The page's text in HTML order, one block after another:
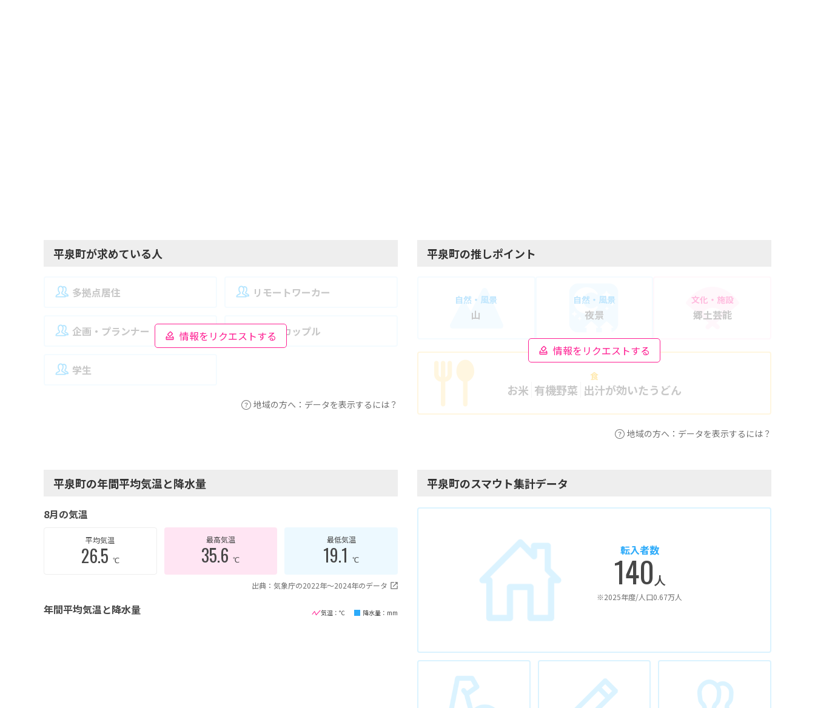
平泉町が求めている人
情報をリクエストする
多拠点居住 リモートワーカー
企画・プランナー 夫婦・カップル
学生
地域の方へ：データを表示するには？
平泉町の推しポイント
情報をリクエストする
自然・風景
山
自然・風景
夜景
文化・施設
郷土芸能
食
お米 有機野菜 出汁が効いたうどん
地域の方へ：データを表示するには？
平泉町の年間平均気温と降水量
8月の気温
平均気温
26.5 ℃
最高気温
35.6℃
最低気温
19.1℃
出典：気象庁の2022年〜2024年のデータ
年間平均気温と降水量 気温：℃ 降水量：mm
平泉町のスマウト集計データ
転入者数
140人
※2025年度/人口0.67万人